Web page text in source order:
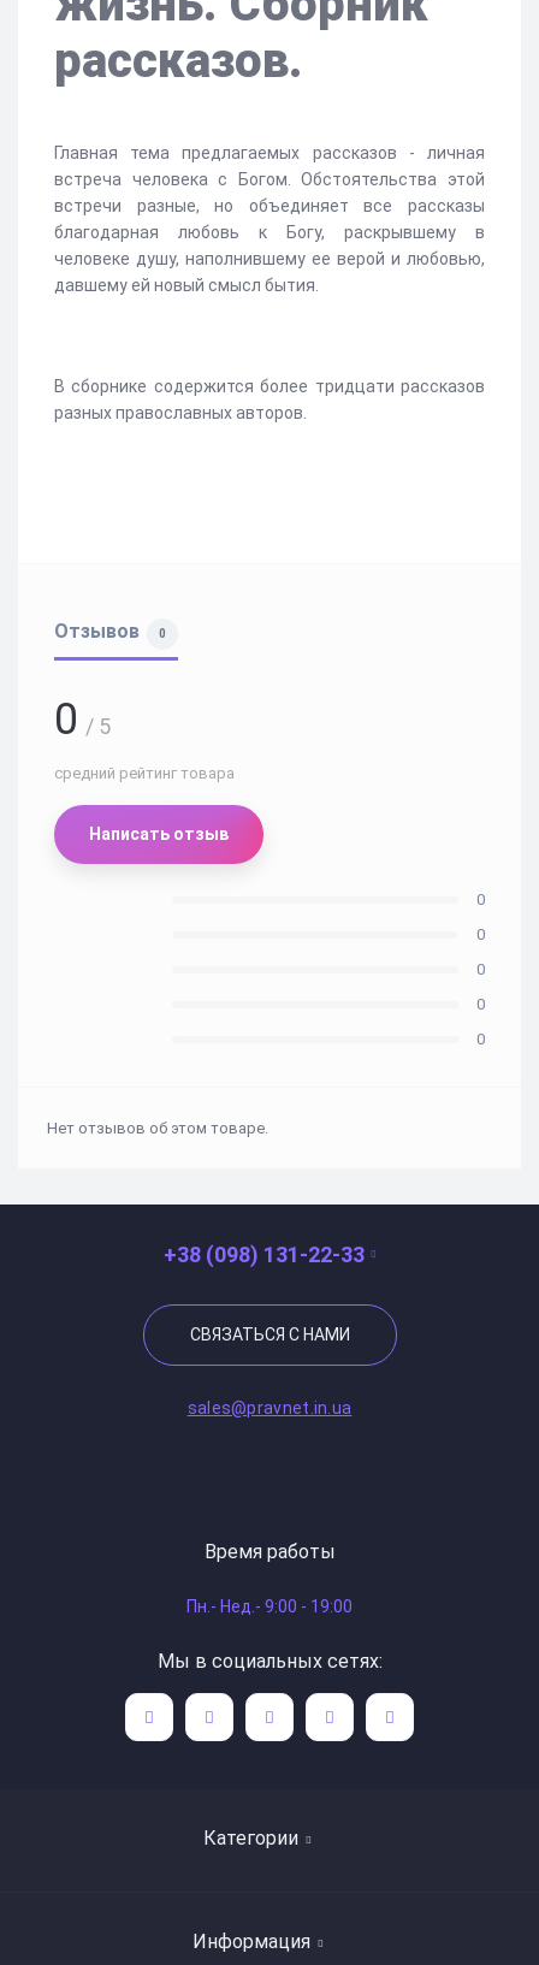
рассказов.
Главная тема предлагаемых рассказов - личная
встреча человека с Богом. Обстоятельства этой
встречи разные, но объединяет все рассказы
благодарная любовь к Богу, раскрывшему в
человеке душу, наполнившему ее верой и любовью,
давшему ей новый смысл бытия.
В сборнике содержится более тридцати рассказов
разных православных авторов.
Отзывов 0
0 / 5
средний рейтинг товара
Написать отзыв
0
0
0
0
0
Нет отзывов об этом товаре.
+38 (098) 131-22-33
СВЯЗАТЬСЯ С НАМИ
sales@pravnet.in.ua
Категории
Поиск книг по авторам
Информация
Время работы
Пн.- Нед.- 9:00 - 19:00
Мы в социальных сетях: